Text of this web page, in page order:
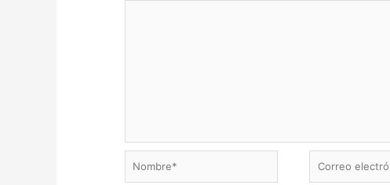
electrónico*